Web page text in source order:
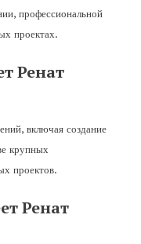
профессиональной
проектах.
Ренат
включая создание
крупных
проектов.
Ренат